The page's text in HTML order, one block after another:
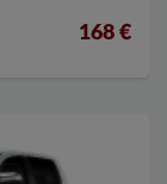
168 €